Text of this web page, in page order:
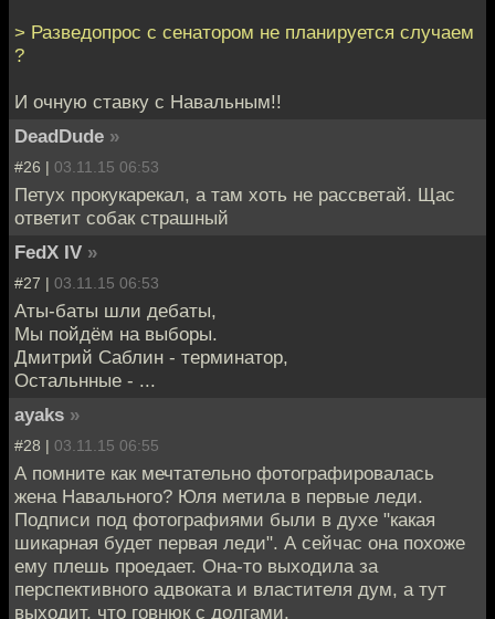
> Разведопрос с сенатором не планируется случаем
?
И очную ставку с Навальным!!
DeadDude »
#26 | 03.11.15 06:53
Петух прокукарекал, а там хоть не рассветай. Щас
ответит собак страшный
FedX IV »
#27 | 03.11.15 06:53
Аты-баты шли дебаты,
Мы пойдём на выборы.
Дмитрий Саблин - терминатор,
Остальнные - ...
ayaks »
#28 | 03.11.15 06:55
А помните как мечтательно фотографировалась
жена Навального? Юля метила в первые леди.
Подписи под фотографиями были в духе "какая
шикарная будет первая леди". А сейчас она похоже
ему плешь проедает. Она-то выходила за
перспективного адвоката и властителя дум, а тут
выходит, что говнюк с долгами.